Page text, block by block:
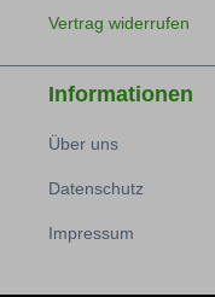
Vertrag widerrufen
Informationen
Über uns
Datenschutz
Impressum